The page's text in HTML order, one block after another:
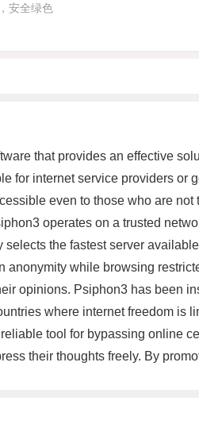
安全绿色
that provides an effective
for internet service providers or
even to those who are
operates on a trusted
the fastest server
while browsing
opinions. Psiphon3 has been
where internet freedom is
tool for bypassing online
their thoughts freely. By